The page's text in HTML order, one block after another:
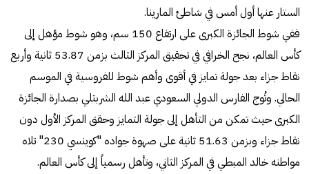
الستار عنها أول أمس في شاطئ المارينا.
ففي شوط الجائزة الكبرى على ارتفاع 150 سم، وهو شوط مؤهل إلى
كأس العالم، نجح الخرافي في تحقيق المركز الثالث بزمن 53.87 ثانية وأربع
نقاط جزاء بعد جولة تمايز في أقوى وأهم شوط للفروسية في الموسم
الحالي. وتُوج الفارس الدولي السعودي عبد الله الشربتلي بصدارة الجائزة
الكبرى حيث تمكن من التأهل إلى جولة التمايز وحقق المركز الأول دون
نقاط جزاء وبزمن 51.63 ثانية على صهوة جواده "كوينسي 230" تلاه
مواطنه خالد المبطي في المركز الثاني، وتأهل رسمياً إلى كأس العالم.